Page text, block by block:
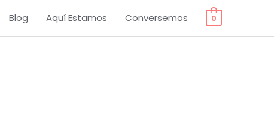
Blog Aquí Estamos Conversemos 0